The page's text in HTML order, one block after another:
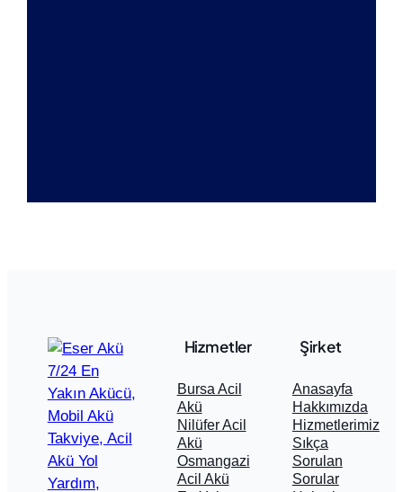
Hizmetler
Bursa Acil
Akü
Nilüfer Acil
Akü
Osmangazi
Acil Akü
Şirket
Anasayfa
Hakkımızda
Hizmetlerimiz
Sıkça
Sorulan
Sorular